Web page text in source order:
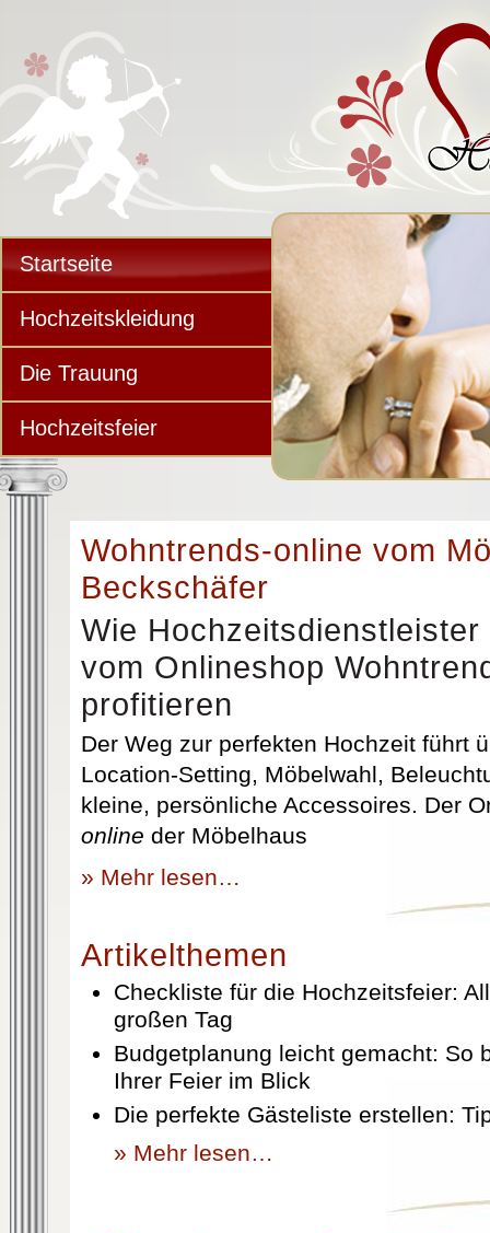
Startseite
Hochzeitskleidung
Die Trauung
Hochzeitsfeier
Wohntrends-online vom
Beckschäfer
Wie
vom Onlineshop
profitieren
Der Weg zur perfekten Hochzeit führt
Location-Setting, Möbelwahl,
kleine, persönliche Accessoires. Der
online der Möbelhaus
» Mehr lesen…
Artikelthemen
Checkliste für die Hochzeitsfeier:
großen Tag
Budgetplanung leicht gemacht: So
Ihrer Feier im Blick
Die perfekte Gästeliste erstellen:
» Mehr lesen…